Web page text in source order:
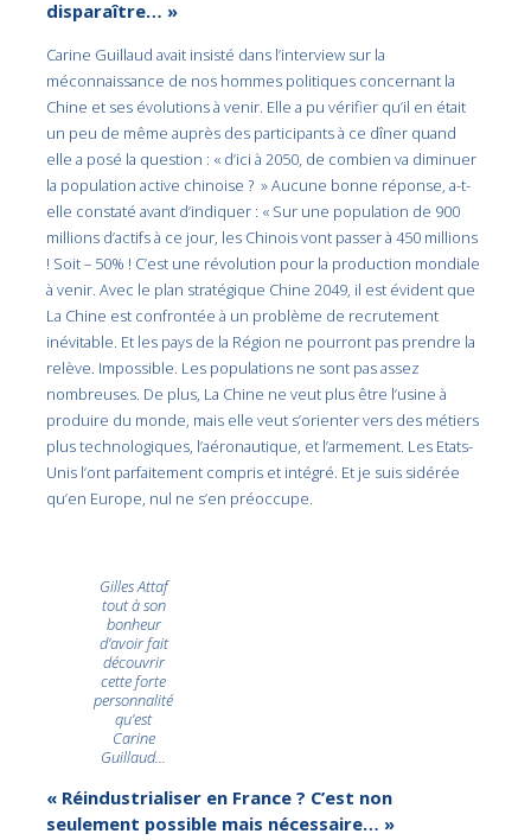
disparaître… »
Carine Guillaud avait insisté dans l’interview sur la
méconnaissance de nos hommes politiques concernant la
Chine et ses évolutions à venir. Elle a pu vérifier qu’il en était
un peu de même auprès des participants à ce dîner quand
elle a posé la question : « d’ici à 2050, de combien va diminuer
la population active chinoise ? » Aucune bonne réponse, a-t-
elle constaté avant d’indiquer : « Sur une population de 900
millions d’actifs à ce jour, les Chinois vont passer à 450 millions
! Soit – 50% ! C’est une révolution pour la production mondiale
à venir. Avec le plan stratégique Chine 2049, il est évident que
La Chine est confrontée à un problème de recrutement
inévitable. Et les pays de la Région ne pourront pas prendre la
relève. Impossible. Les populations ne sont pas assez
nombreuses. De plus, La Chine ne veut plus être l’usine à
produire du monde, mais elle veut s’orienter vers des métiers
plus technologiques, l’aéronautique, et l’armement. Les Etats-
Unis l’ont parfaitement compris et intégré. Et je suis sidérée
qu’en Europe, nul ne s’en préoccupe.
Gilles Attaf
tout à son
bonheur
d’avoir fait
découvrir
cette forte
personnalité
qu’est
Carine
Guillaud…
« Réindustrialiser en France ? C’est non
seulement possible mais nécessaire… »